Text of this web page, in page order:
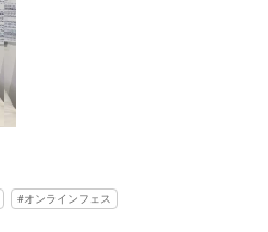
オンラインフェス